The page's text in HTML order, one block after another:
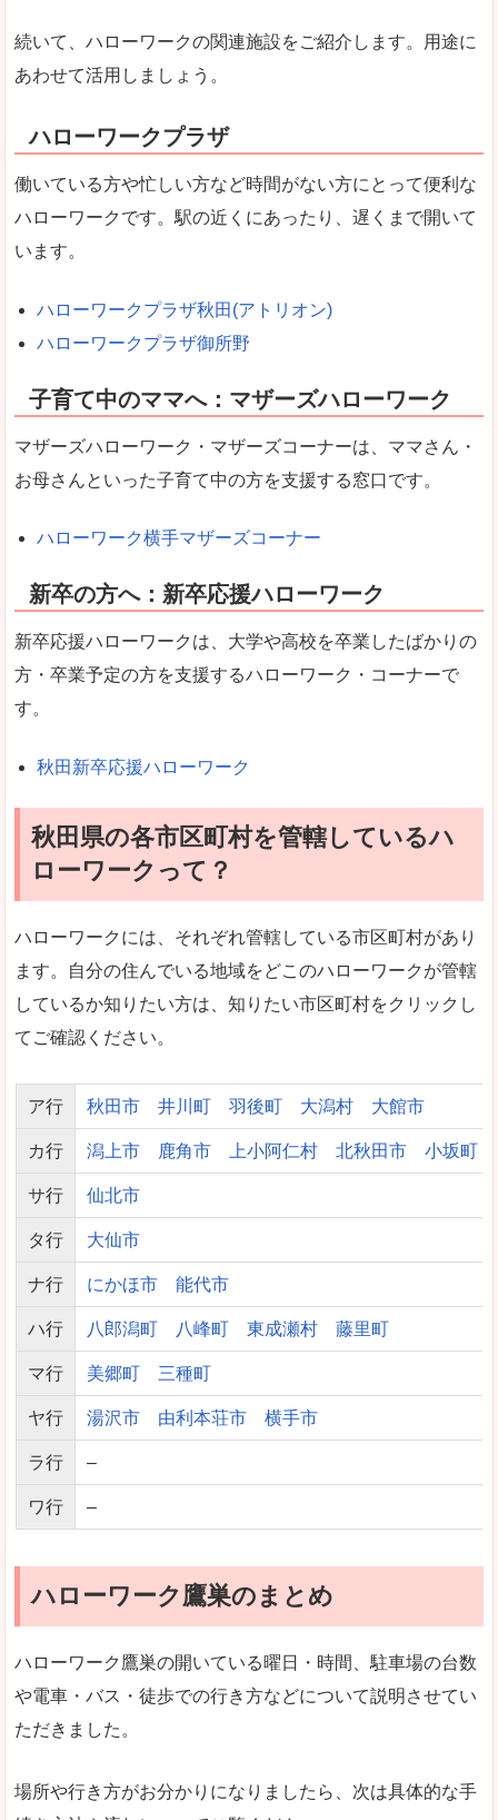
続いて、ハローワークの関連施設をご紹介します。用途に
あわせて活用しましょう。
ハローワークプラザ
働いている方や忙しい方など時間がない方にとって便利な
ハローワークです。駅の近くにあったり、遅くまで開いて
います。
ハローワークプラザ秋田(アトリオン)
ハローワークプラザ御所野
子育て中のママへ：マザーズハローワーク
マザーズハローワーク・マザーズコーナーは、ママさん・
お母さんといった子育て中の方を支援する窓口です。
ハローワーク横手マザーズコーナー
新卒の方へ：新卒応援ハローワーク
新卒応援ハローワークは、大学や高校を卒業したばかりの
方・卒業予定の方を支援するハローワーク・コーナーで
す。
秋田新卒応援ハローワーク
秋田県の各市区町村を管轄しているハ
ローワークって？
ハローワークには、それぞれ管轄している市区町村があり
ます。自分の住んでいる地域をどこのハローワークが管轄
しているか知りたい方は、知りたい市区町村をクリックし
てご確認ください。
ア行 秋田市 井川町 羽後町 大潟村 大館市
カ行 潟上市 鹿角市 上小阿仁村 北秋田市 小坂町
サ行 仙北市
タ行 大仙市
ナ行 にかほ市 能代市
ハ行 八郎潟町 八峰町 東成瀬村 藤里町
マ行 美郷町 三種町
ヤ行 湯沢市 由利本荘市 横手市
ラ行 –
ワ行 –
ハローワーク鷹巣のまとめ
ハローワーク鷹巣の開いている曜日・時間、駐車場の台数
や電車・バス・徒歩での行き方などについて説明させてい
ただきました。
場所や行き方がお分かりになりましたら、次は具体的な手